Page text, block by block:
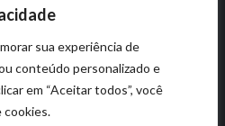
sua experiência de
conteúdo personalizado e
em “Aceitar todos”, você
cookies.